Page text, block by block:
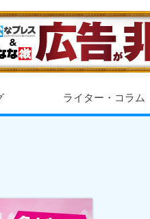
ライター・コラム